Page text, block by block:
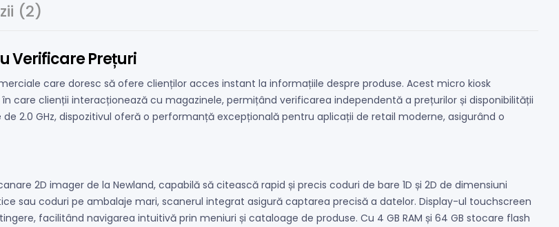
(2)
Verificare Prețuri
care doresc să ofere clienților acces instant la informațiile despre produse. Acest micro kiosk
clienții interacționează cu magazinele, permițând verificarea independentă a prețurilor și disponibilității
2.0 GHz, dispozitivul oferă o performanță excepțională pentru aplicații de retail moderne, asigurând o
2D imager de la Newland, capabilă să citească rapid și precis coduri de bare 1D și 2D de dimensiuni
sau coduri pe ambalaje mari, scanerul integrat asigură captarea precisă a datelor. Display-ul touchscreen
facilitând navigarea intuitivă prin meniuri și cataloage de produse. Cu 4 GB RAM și 64 GB stocare flash